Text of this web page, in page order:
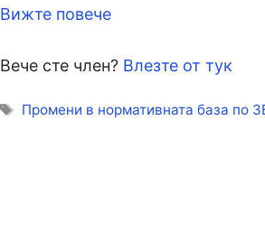
Вижте повече
Вече сте член? Влезте от тук
Етикети
Промени в нормативната база по